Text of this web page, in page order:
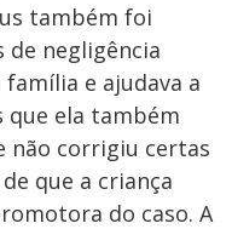
também foi
de negligência
e ajudava a
que ela também
não corrigiu certas
que a criança
do caso. A